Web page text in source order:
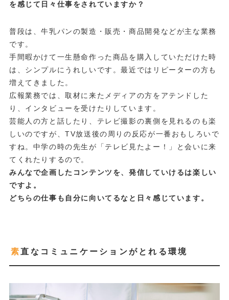
を感じて日々仕事をされていますか？
普段は、牛乳パンの製造・販売・商品開発などが主な業務
です。
手間暇かけて一生懸命作った商品を購入していただけた時
は、シンプルにうれしいです。最近ではリピーターの方も
増えてきました。
広報業務では、取材に来たメディアの方をアテンドした
り、インタビューを受けたりしています。
芸能人の方と話したり、テレビ撮影の裏側を見れるのも楽
しいのですが、TV放送後の周りの反応が一番おもしろいで
すね。中学の時の先生が「テレビ見たよー！」と会いに来
てくれたりするので。
みんなで企画したコンテンツを、発信していけるは楽しい
ですよ。
どちらの仕事も自分に向いてるなと日々感じています。
素直なコミュニケーションがとれる環境